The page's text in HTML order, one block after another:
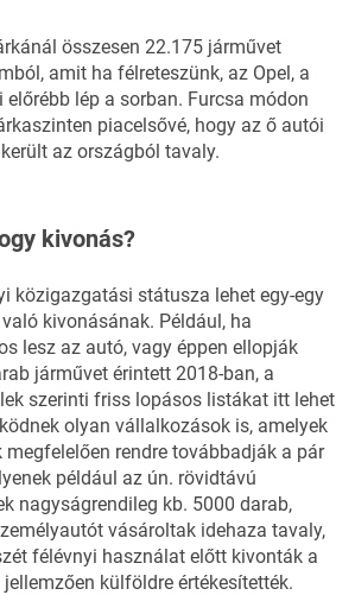
összesen 22.175 járművet
amit ha félreteszünk, az Opel, a
előrébb lép a sorban. Furcsa módon
piacelsővé, hogy az ő autói
az országból tavaly.
kivonás?
közigazgatási státusza lehet egy-egy
kivonásának. Például, ha
lesz az autó, vagy éppen ellopják
járművet érintett 2018-ban, a
szerinti friss lopásos listákat itt lehet
olyan vállalkozások is, amelyek
rendre továbbadják a pár
például az ún. rövidtávú
nagyságrendileg kb. 5000 darab,
vásároltak idehaza tavaly,
félévnyi használat előtt kivonták a
külföldre értékesítették.